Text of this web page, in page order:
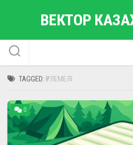
ВЕКТОР
TAGGED: ҮРЛЕМЕЛІ
0